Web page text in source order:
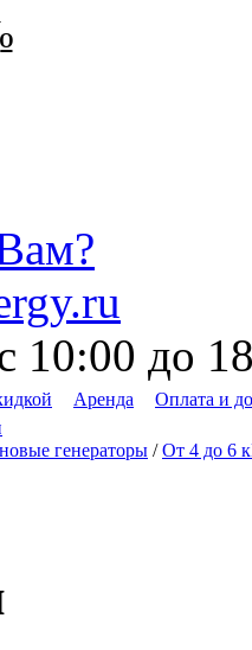
10:00 до
Аренда
Оплата и
генераторы /От 4 до 6